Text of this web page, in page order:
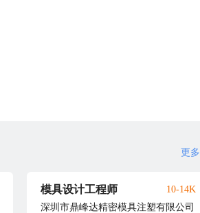
更
模具设计工程师
深圳市鼎峰达精密模具注塑有限公司
10-14K